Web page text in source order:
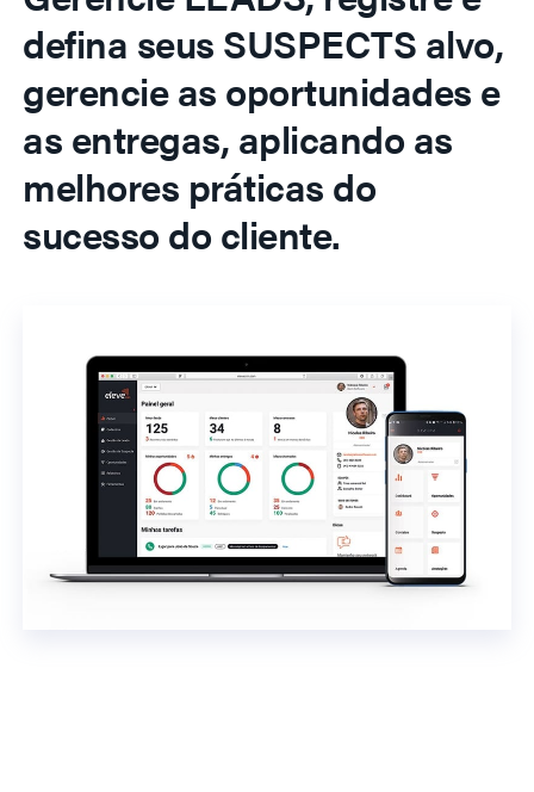
defina seus SUSPECTS alvo,
gerencie as oportunidades e
as entregas, aplicando as
melhores práticas do
sucesso do cliente.